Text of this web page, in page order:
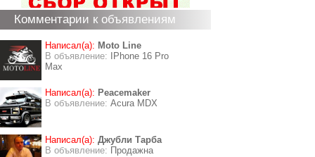
Комментарии к объявлениям
Написал(а): Moto Line
В объявление:
IPhone 16 Pro
Max
Написал(а): Peacemaker
В объявление: Acura MDX
Написал(а): Джубли Тарба
В объявление: Продажна